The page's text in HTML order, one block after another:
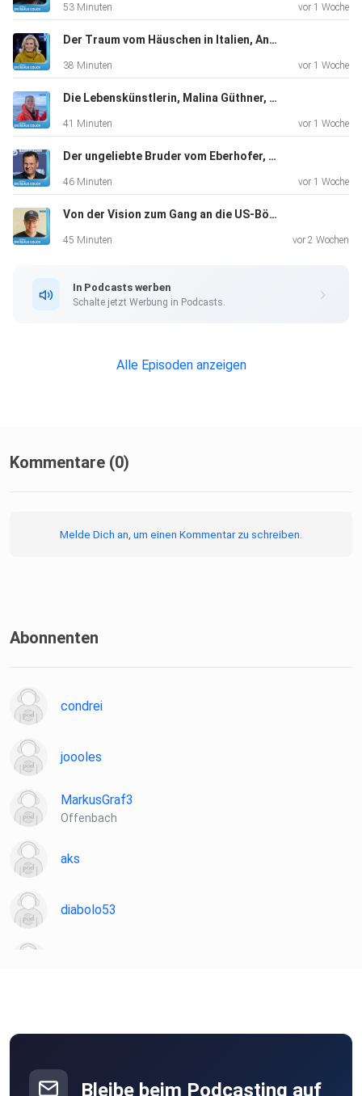
53 Minuten vor 1 Woche
Der Traum vom Häuschen in Italien, Andrea L'Arronge, Schauspielerin, "Das Erste, was ich morgens sehe, ist der Zitronenbaum."
38 Minuten vor 1 Woche
Die Lebenskünstlerin, Malina Güthner, Wal-Tour-Guide und mehr, "Ich hatte auf jeden Fall total viel Angst"
41 Minuten vor 1 Woche
Der ungeliebte Bruder vom Eberhofer, Gerhard Wittmann, Schauspieler, "Ich hatte keinen Plan B"
46 Minuten vor 1 Woche
Von der Vision zum Gang an die US-Börse, Markus Pflitsch, Tech-Unternehmer, "Kein Plan B, that’s me"
45 Minuten vor 2 Wochen
In Podcasts werben
Schalte jetzt Werbung in Podcasts.
Alle Episoden anzeigen
Kommentare (0)
Melde Dich an, um einen Kommentar zu schreiben.
Abonnenten
condrei
joooles
MarkusGraf3
Offenbach
aks
diabolo53
Obernburg am Main
Bleibe beim Podcasting auf